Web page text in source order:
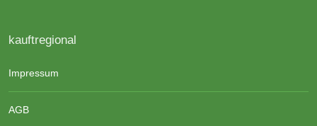
kauftregional
Impressum
AGB